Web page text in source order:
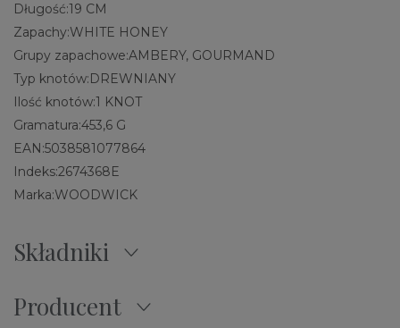
Długość:19 CM
Zapachy:WHITE HONEY
Grupy zapachowe:AMBERY, GOURMAND
Typ knotów:DREWNIANY
Ilość knotów:1 KNOT
Gramatura:453,6 G
EAN:5038581077864
Indeks:2674368E
Marka:WOODWICK
Składniki
Producent